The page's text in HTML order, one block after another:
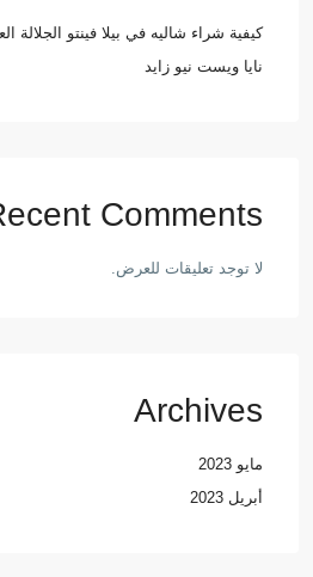
كيفية شراء شاليه في بيلا فينتو الجلالة
نايا ويست نيو زايد
Comments
لا توجد تعليقات للعرض.
Archives
مايو 2023
أبريل 2023